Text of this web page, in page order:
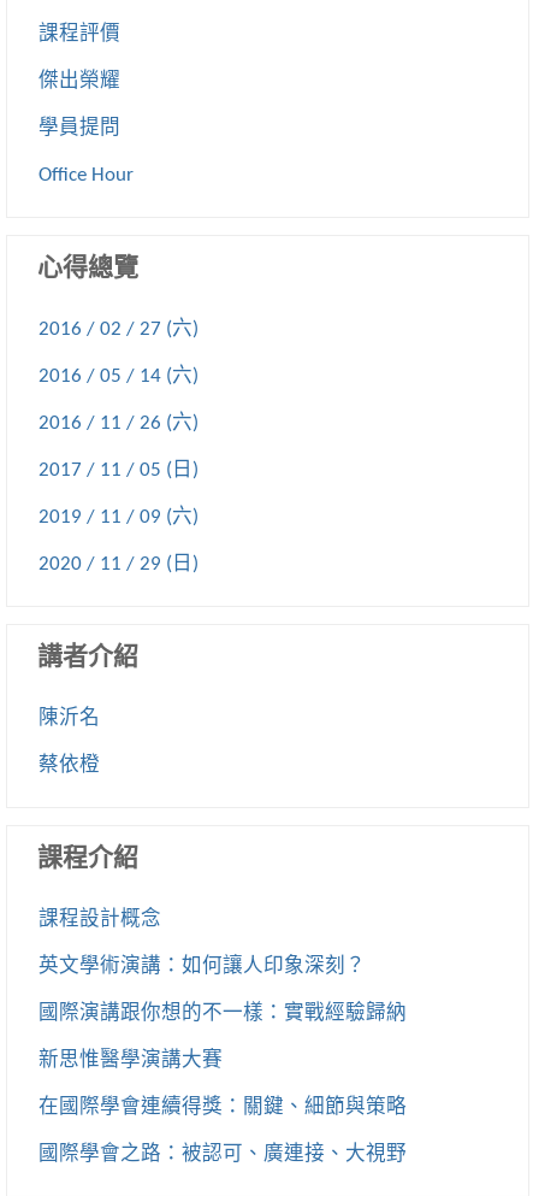
課程評價
傑出榮耀
學員提問
Office Hour
心得總覽
2016 / 02 / 27 (六)
2016 / 05 / 14 (六)
2016 / 11 / 26 (六)
2017 / 11 / 05 (日)
2019 / 11 / 09 (六)
2020 / 11 / 29 (日)
講者介紹
陳沂名
蔡依橙
課程介紹
課程設計概念
英文學術演講：如何讓人印象深刻？
國際演講跟你想的不一樣：實戰經驗歸納
新思惟醫學演講大賽
在國際學會連續得獎：關鍵、細節與策略
國際學會之路：被認可、廣連接、大視野